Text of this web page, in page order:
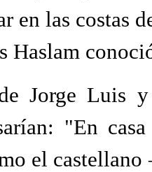
en las costas
Haslam
Jorge Luis
"En
el